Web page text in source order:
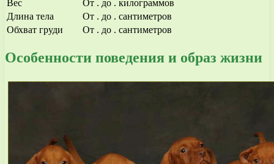
Вес
От . до . килограммов
Длина тела
От . до . сантиметров
Обхват груди
От . до . сантиметров
Особенности поведения и образ жизни